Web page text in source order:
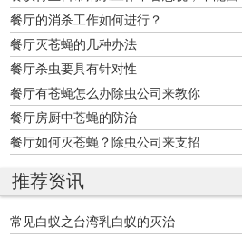
餐厅的消杀工作如何进行？
餐厅灭苍蝇的几种办法
餐厅杀虫要具有针对性
餐厅有苍蝇怎么办除虫公司来教你
餐厅房厨中苍蝇的防治
餐厅如何灭苍蝇？除虫公司来支招
推荐资讯
常见白蚁之台湾乳白蚁的灭治